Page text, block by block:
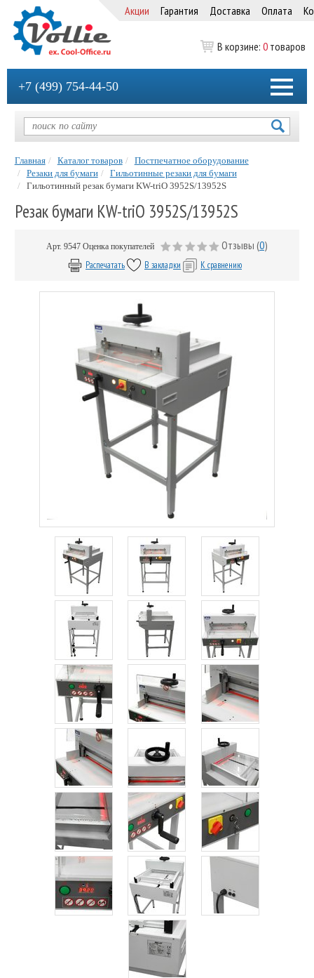
Акции Гарантия Доставка Оплата
В корзине: 0 товаров
+7 (499) 754-44-50
Главная Каталог товаров
Постпечатное оборудование
Резаки для бумаги
Гильотинные резаки для бумаги
Гильотинный резак бумаги KW-triО 3952S/13952S
Резак бумаги KW-triО 3952S/13952S
Арт. 9547 Оценка покупателей Отзывы (0)
Распечатать В закладки К сравнению